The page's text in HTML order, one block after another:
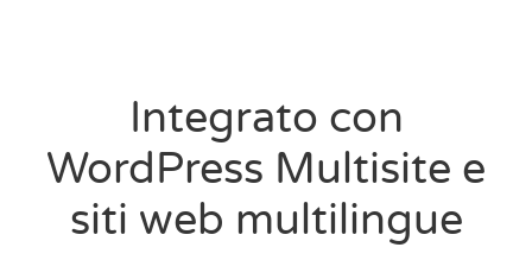
Integrato con
WordPress Multisite e
siti web multilingue